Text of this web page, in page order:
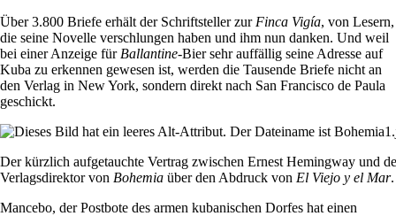
Über 3.800 Briefe erhält der Schriftsteller zur Finca Vigía, von Lesern,
die seine Novelle verschlungen haben und ihm nun danken. Und weil
bei einer Anzeige für Ballantine-Bier sehr auffällig seine Adresse auf
Kuba zu erkennen gewesen ist, werden die Tausende Briefe nicht an
den Verlag in New York, sondern direkt nach San Francisco de Paula
geschickt.
Der kürzlich aufgetauchte Vertrag zwischen Ernest Hemingway und
Verlagsdirektor von Bohemia über den Abdruck von El Viejo y el Mar.
Mancebo, der Postbote des armen kubanischen Dorfes hat einen